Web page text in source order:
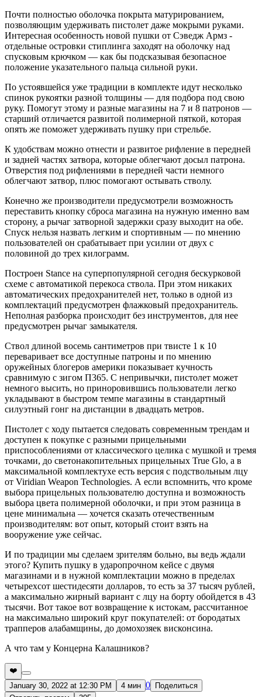
Почти полностью оболочка покрыта матурированием,
позволяющим удерживать пистолет даже мокрыми руками.
Интересная особенность новой пушки от Сэведж Армз -
отдельные островки стиплинга заходят на оболочку над
спусковым крючком — как бы подсказывая безопасное
положение указательного пальца сильной руки.
По устоявшейся уже традиции в комплекте идут несколько
спинок рукоятки разной толщины — для подбора под свою
руку. Помогут этому и разные магазины на 7 и 8 патронов —
старший отличается развитой полимерной пяткой, которая
опять же поможет удерживать пушку при стрельбе.
К удобствам можно отнести и развитое рифление в передней
и задней частях затвора, которые облегчают досыл патрона.
Отверстия под рифлениями в передней части немного
облегчают затвор, плюс помогают остывать стволу.
Конечно же производители предусмотрели возможность
переставить кнопку сброса магазина на нужную именно вам
сторону, а рычаг затворной задержки сразу выходит на обе.
Спуск нельзя назвать легким и спортивным — по мнению
пользователей он срабатывает при усилии от двух с
половиной до трех килограмм.
Построен Stance на суперпопулярной сегодня бескурковой
схеме с автоматикой перекоса ствола. При этом никаких
автоматических предохранителей нет, только в одной из
комплектаций предусмотрен флажковый предохранитель.
Неполная разборка происходит без инструментов, для нее
предусмотрен рычаг замыкателя.
Ствол длиной восемь сантиметров при твисте 1 к 10
переваривает все доступные патроны и по мнению
оружейных блогеров америки показывает кучность
сравнимую с зигом П365. С непривычки, пистолет может
немного высить, но приноровившись пользователи легко
укладывают в быстром темпе магазины в стандартный
силуэтный гонг на дистанции в двадцать метров.
Пистолет с ходу пытается следовать современным трендам и
доступен к покупке с разными прицельными
приспособлениями от классического целика с мушкой и тремя
точками, до светонакопительных прицельных True Glo, а в
максимальной комплектухе есть версия с подствольным лцу
от Viridian Weapon Technologies. А если вспомнить, что кроме
выбора прицельных пользователю доступна и возможность
выбора цвета полимерной оболочки, и при этом разница в
цене минимальна — хочется сказать отечественным
производителям: вот опыт, который стоит взять на
вооружение уже сейчас.
И по традиции мы сделаем зрителям больно, вы ведь ждали
этого? Купить пушку в ударопрочном кейсе с двумя
магазинами и в нужной комплектации можно в пределах
четырехсот шестидесяти долларов, то есть за 37 тысяч рублей,
а максимально жирный вариант с лцу на борту обойдется в 43
тысячи. Вот такое вот возвращение к истокам, рассчитанное
на максимально широкий круг покупателей: от бородатых
трапперов алабамщины, до домохозяек висконсина.
А что там у Концерна Калашников?
❤️
January 30, 2022 at 12:30 PM
4 мин 0
Поделиться